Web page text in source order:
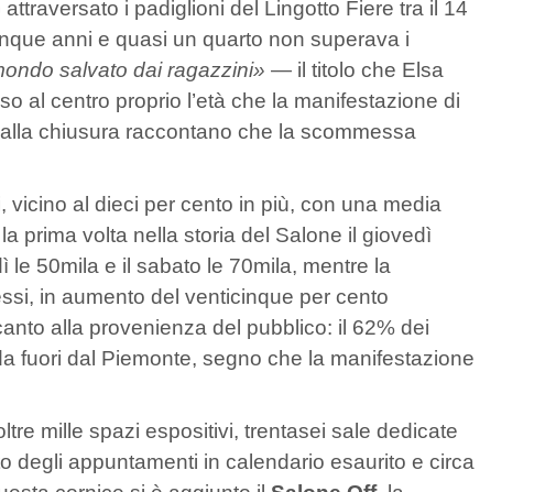
i padiglioni del Lingotto Fiere tra il 14
anni e quasi un quarto non superava i
salvato dai ragazzini» — il titolo che Elsa
al centro proprio l’età che la manifestazione di
chiusura raccontano che la scommessa
al dieci per cento in più, con una media
prima volta nella storia del Salone il giovedì
50mila e il sabato le 70mila, mentre la
in aumento del venticinque per cento
alla provenienza del pubblico: il 62% dei
fuori dal Piemonte, segno che la manifestazione
mille spazi espositivi, trentasei sale dedicate
degli appuntamenti in calendario esaurito e circa